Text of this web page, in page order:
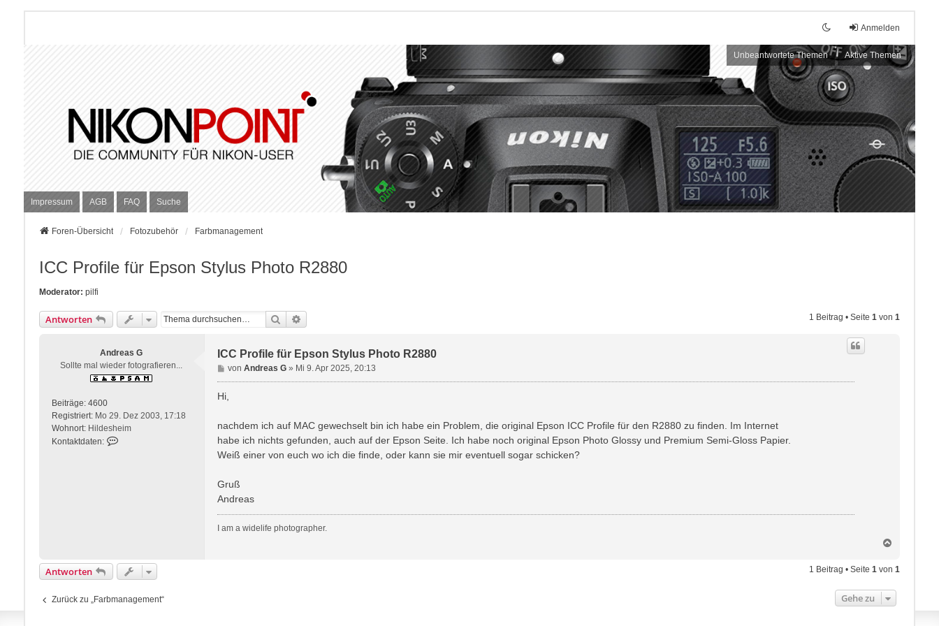
Anmelden
Unbeantwortete Themen Aktive Themen
Impressum AGB FAQ Suche
Foren-Übersicht Fotozubehör Farbmanagement
ICC Profile für Epson Stylus Photo R2880
Moderator: pilfi
Antworten Suche 1 Beitrag • Seite1 von1
Andreas G
Sollte mal wieder fotografieren...
Beiträge: 4600
Registriert:Mo 29. Dez 2003, 17:18
Wohnort:Hildesheim
Kontaktdaten:
e
n
o
ICC Profile für Epson Stylus Photo R2880
B
e
i
a
g
vonAndreas G » Mi 9. Apr 2025, 20:13
Hi,
nachdem ich auf MAC gewechselt bin ich habe ein Problem, die original Epson ICC Profile für den R2880 zu finden. Im Internet
habe ich nichts gefunden, auch auf der Epson Seite. Ich habe noch original Epson Photo Glossy und Premium Semi-Gloss Papier.
Weiß einer von euch wo ich die finde, oder kann sie mir eventuell sogar schicken?
Gruß
Andreas
I am a widelife photographer.
c
h
e
Antworten 1 Beitrag • Seite1 von1
Zurück zu „Farbmanagement“ Gehe zu